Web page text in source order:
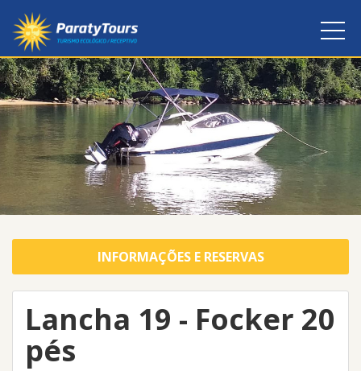
INFORMAÇÕES E RESERVAS
Lancha 19 - Focker 20
pés